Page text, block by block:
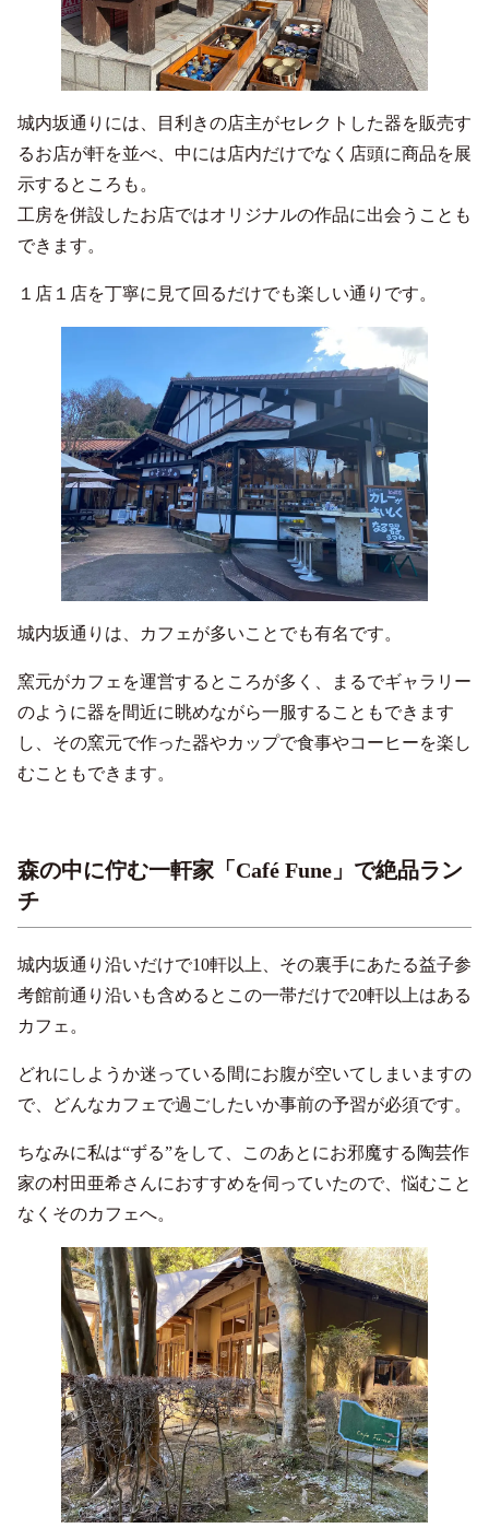
城内坂通りには、目利きの店主がセレクトした器を販売す
るお店が軒を並べ、中には店内だけでなく店頭に商品を展
示するところも。
工房を併設したお店ではオリジナルの作品に出会うことも
できます。
１店１店を丁寧に見て回るだけでも楽しい通りです。
城内坂通りは、カフェが多いことでも有名です。
窯元がカフェを運営するところが多く、まるでギャラリー
のように器を間近に眺めながら一服することもできます
し、その窯元で作った器やカップで食事やコーヒーを楽し
むこともできます。
森の中に佇む一軒家「Café Fune」で絶品ラン
チ
城内坂通り沿いだけで10軒以上、その裏手にあたる益子参
考館前通り沿いも含めるとこの一帯だけで20軒以上はある
カフェ。
どれにしようか迷っている間にお腹が空いてしまいますの
で、どんなカフェで過ごしたいか事前の予習が必須です。
ちなみに私は“ずる”をして、このあとにお邪魔する陶芸作
家の村田亜希さんにおすすめを伺っていたので、悩むこと
なくそのカフェへ。